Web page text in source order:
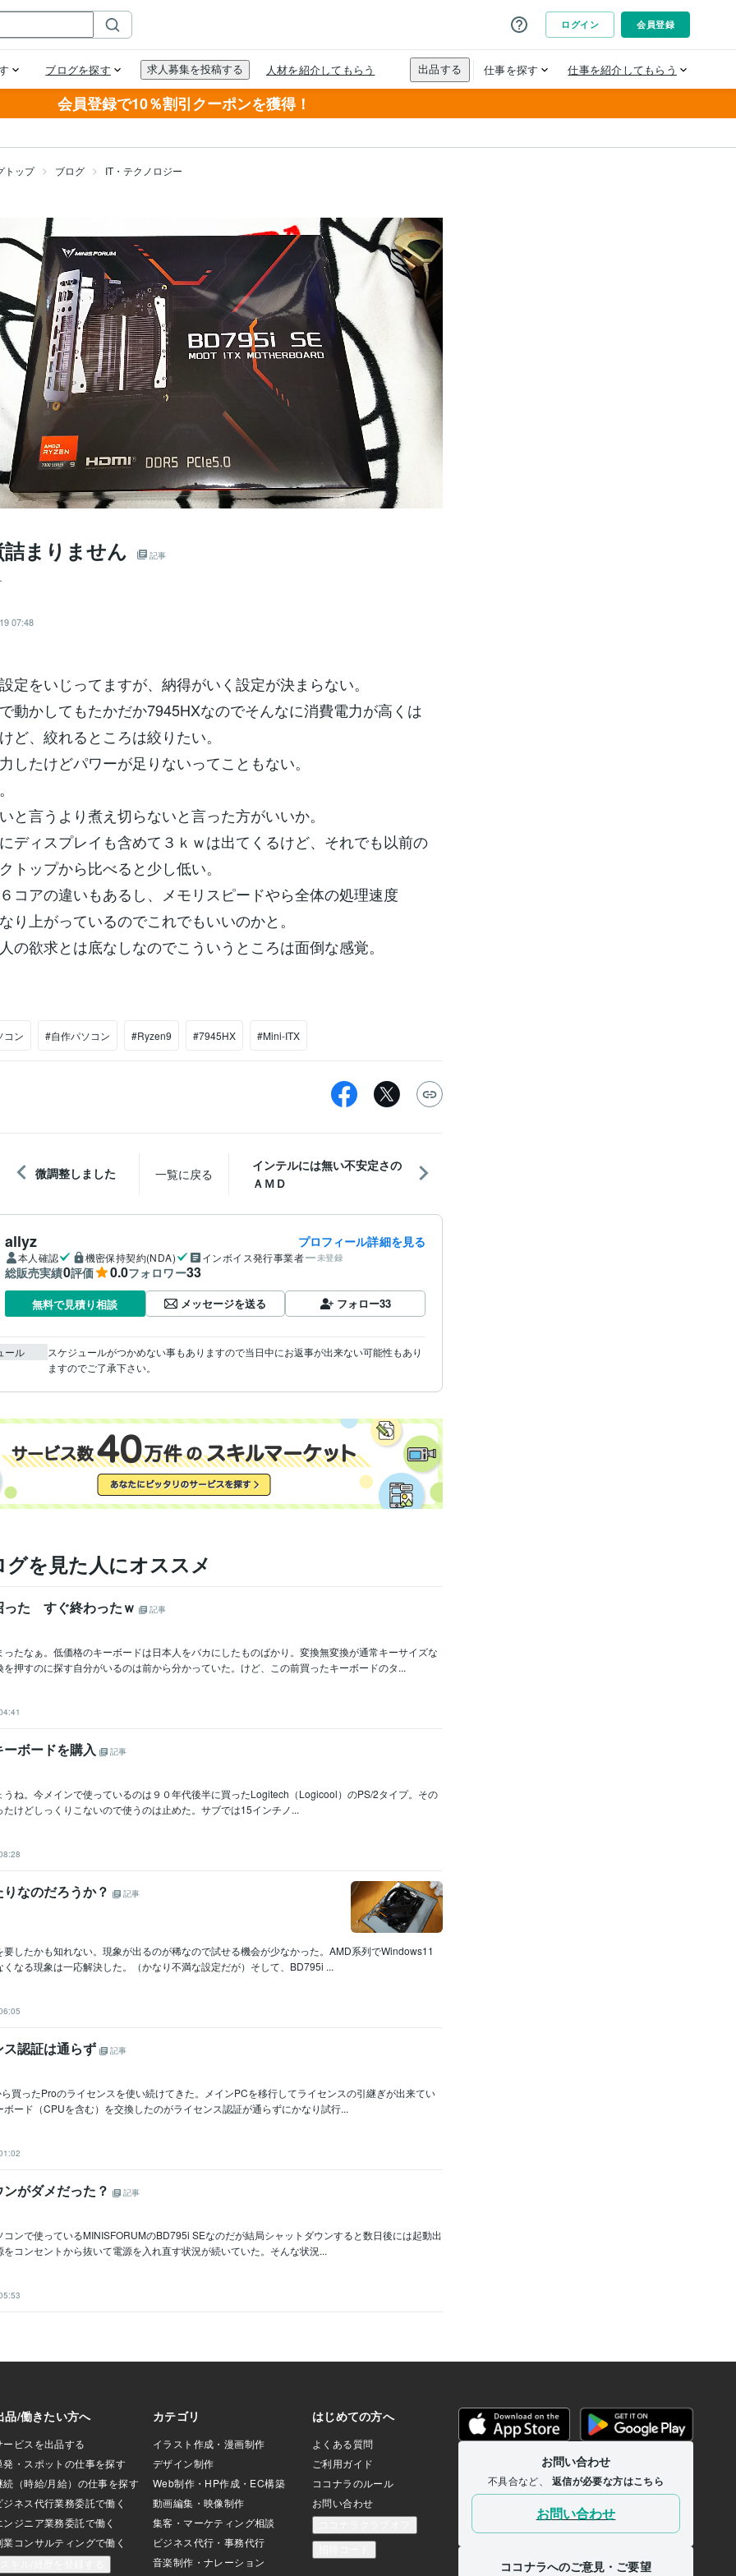
会員登録で10％割引クーポンを獲得！
トップ ブログ IT・テクノロジー
まりません 記事
07:48
定をいじってますが、納得がいく設定が決まらない。
動かしてもたかだか7945HXなのでそんなに消費電力が高くは
ど、絞れるところは絞りたい。
したけどパワーが足りないってこともない。
と言うより煮え切らないと言った方がいいか。
ディスプレイも含めて３ｋｗは出てくるけど、それでも以前の
トップから比べると少し低い。
コアの違いもあるし、メモリスピードやら全体の処理速度
り上がっているのでこれでもいいのかと。
の欲求とは底なしなのでこういうところは面倒な感覚。
コン #自作パソコン #Ryzen9 #7945HX #Mini-ITX
微調整しました 一覧に戻る
インテルには無い不安定さの
ＡＭＤ
allyz プロフィール詳細を見る
本人確認 機密保持契約(NDA) インボイス発行事業者 未登録
総販売実績0評価 0.0フォロワー33
無料で見積り相談 メッセージを送る フォロー33
ール
スケジュールがつかめない事もありますので当日中にお返事が出来ない可能性もあり
ますのでご了承下さい。
を見た人にオススメ
った すぐ終わったｗ 記事
ったなぁ。低価格のキーボードは日本人をバカにしたものばかり。変換無変換が通常キーサイズな
押すのに探す自分がいるのは前から分かっていた。けど、この前買ったキーボードのタ...
ボードを購入 記事
うね。今メインで使っているのは９０年代後半に買ったLogitech（Logicool）のPS/2タイプ。その
けどしっくりこないので使うのは止めた。サブでは15インチノ...
なのだろうか？ 記事
要したかも知れない。現象が出るのが稀なので試せる機会が少なかった。AMD系列でWindows11
くなる現象は一応解決した。（かなり不満な設定だが）そして、BD795i ...
認証は通らず 記事
買ったProのライセンスを使い続けてきた。メインPCを移行してライセンスの引継ぎが出来てい
ード（CPUを含む）を交換したのがライセンス認証が通らずにかなり試行...
がダメだった？ 記事
コンで使っているMINISFORUMのBD795i SEなのだが結局シャットダウンすると数日後には起動出
コンセントから抜いて電源を入れ直す状況が続いていた。そんな状況...